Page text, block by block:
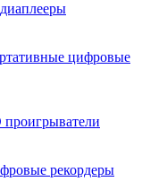
цифровые
рекордеры